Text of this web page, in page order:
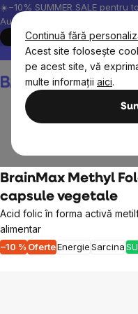
Continuă fără
Acest site folosește
pe acest site, vă
multe informații aici.
Treci
la
conținut
☀️−10% SUMMER SALE pentru
August, 2026.
Peste 200.000 de recenzii
BrainMax Methyl
capsule vegetale
Acid folic în forma activă
alimentar
–10 % OferteEnergieSarcina